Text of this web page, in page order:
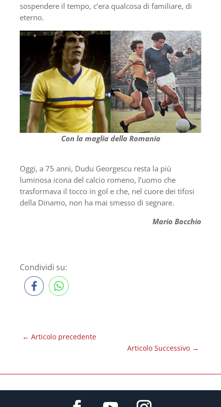
sospendere il tempo, c’era qualcosa di familiare, di
eterno.
Con la maglia della Romania
Oggi, a 75 anni, Dudu Georgescu resta la più
luminosa icona del calcio romeno, l’uomo che
trasformava il tocco in gol e che, nel cuore dei tifosi
della Dinamo, non ha mai smesso di segnare.
Mario Bocchio
Condividi su:
← Articolo precedente
Articolo Successivo →